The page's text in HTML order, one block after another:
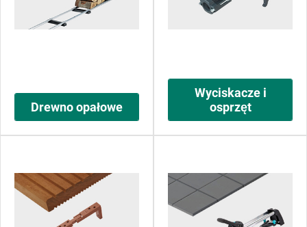
Drewno opałowe
Wyciskacze i
osprzęt